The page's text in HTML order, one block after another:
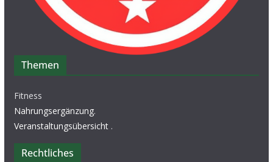
Themen
Fitness
Nahrungsergänzung.
Veranstaltungsübersicht.
Rechtliches